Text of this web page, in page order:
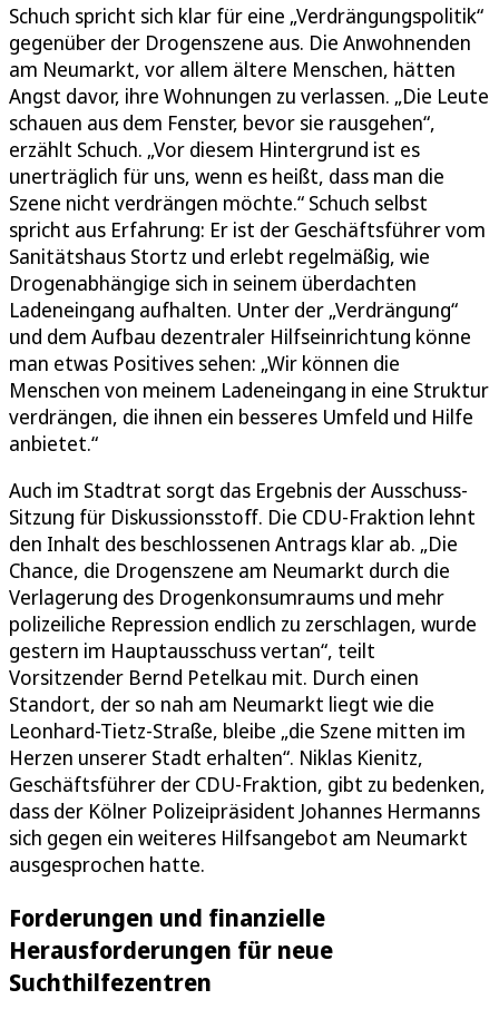
Schuch spricht sich klar für eine „Verdrängungspolitik“
gegenüber der Drogenszene aus. Die Anwohnenden
am Neumarkt, vor allem ältere Menschen, hätten
Angst davor, ihre Wohnungen zu verlassen. „Die Leute
schauen aus dem Fenster, bevor sie rausgehen“,
erzählt Schuch. „Vor diesem Hintergrund ist es
unerträglich für uns, wenn es heißt, dass man die
Szene nicht verdrängen möchte.“ Schuch selbst
spricht aus Erfahrung: Er ist der Geschäftsführer vom
Sanitätshaus Stortz und erlebt regelmäßig, wie
Drogenabhängige sich in seinem überdachten
Ladeneingang aufhalten. Unter der „Verdrängung“
und dem Aufbau dezentraler Hilfseinrichtung könne
man etwas Positives sehen: „Wir können die
Menschen von meinem Ladeneingang in eine Struktur
verdrängen, die ihnen ein besseres Umfeld und Hilfe
anbietet.“
Auch im Stadtrat sorgt das Ergebnis der Ausschuss-
Sitzung für Diskussionsstoff. Die CDU-Fraktion lehnt
den Inhalt des beschlossenen Antrags klar ab. „Die
Chance, die Drogenszene am Neumarkt durch die
Verlagerung des Drogenkonsumraums und mehr
polizeiliche Repression endlich zu zerschlagen, wurde
gestern im Hauptausschuss vertan“, teilt
Vorsitzender Bernd Petelkau mit. Durch einen
Standort, der so nah am Neumarkt liegt wie die
Leonhard-Tietz-Straße, bleibe „die Szene mitten im
Herzen unserer Stadt erhalten“. Niklas Kienitz,
Geschäftsführer der CDU-Fraktion, gibt zu bedenken,
dass der Kölner Polizeipräsident Johannes Hermanns
sich gegen ein weiteres Hilfsangebot am Neumarkt
ausgesprochen hatte.
Forderungen und finanzielle
Herausforderungen für neue
Suchthilfezentren